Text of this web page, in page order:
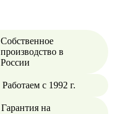
Собственное
производство в
России
Работаем с 1992 г.
Гарантия на